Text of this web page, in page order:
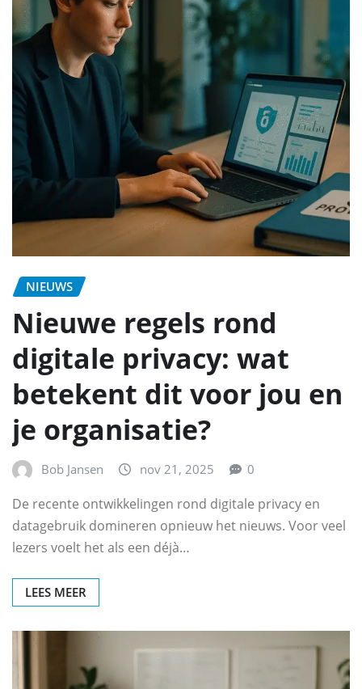
NIEUWS
Nieuwe regels rond
digitale privacy: wat
betekent dit voor jou en
je organisatie?
Bob Jansen nov 21, 2025 0
De recente ontwikkelingen rond digitale privacy en
datagebruik domineren opnieuw het nieuws. Voor veel
lezers voelt het als een déjà…
LEES MEER